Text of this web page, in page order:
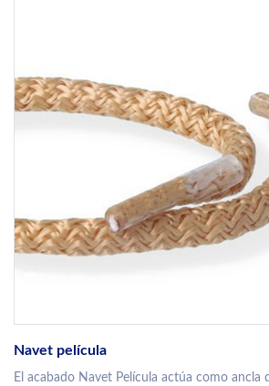
Navet película
El acabado Navet Película actúa como ancla